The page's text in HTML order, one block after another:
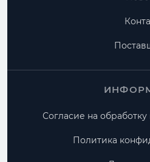
Согласие на
Политика